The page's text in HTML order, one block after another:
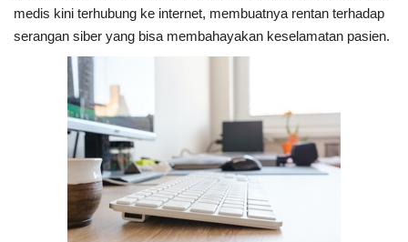
medis kini terhubung ke internet, membuatnya rentan terhadap
serangan siber yang bisa membahayakan keselamatan pasien.